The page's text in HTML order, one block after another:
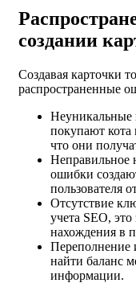
создании
Создавая карточки
распространенные
Неуникальные
покупают
что они
Неправильное
ошибки
пользователя
Отсутствие
учета SEO,
нахождения в
Переполнение
найти баланс
информации.